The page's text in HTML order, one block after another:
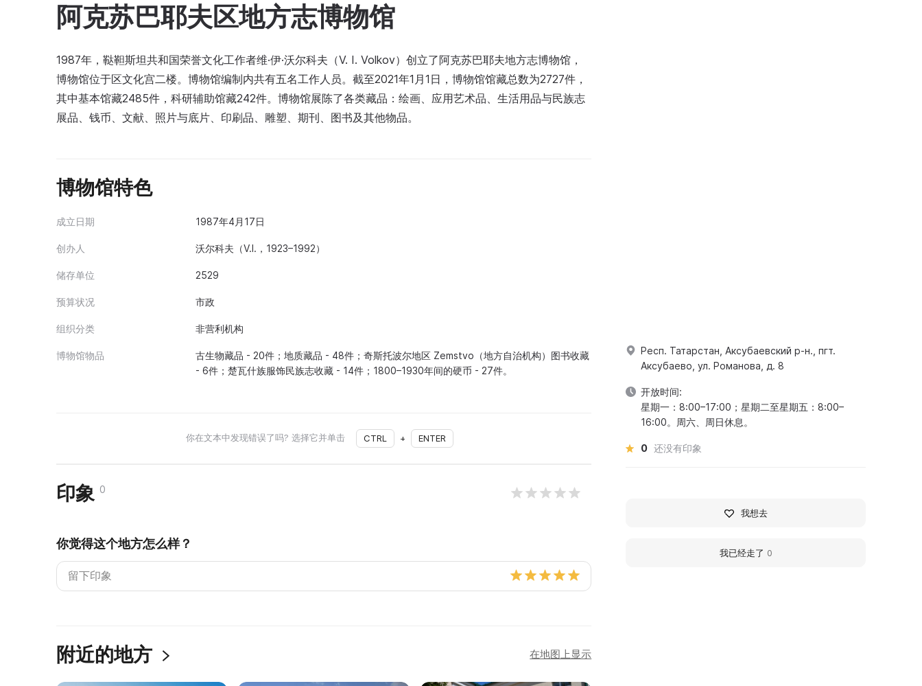
阿克苏巴耶夫区地方志博物馆
1987年，鞑靼斯坦共和国荣誉文化工作者维·伊·沃尔科夫（V. I. Volkov）创立了阿克苏巴耶夫地方志博物馆，
博物馆位于区文化宫二楼。博物馆编制内共有五名工作人员。截至2021年1月1日，博物馆馆藏总数为2727件，
其中基本馆藏2485件，科研辅助馆藏242件。博物馆展陈了各类藏品：绘画、应用艺术品、生活用品与民族志
展品、钱币、文献、照片与底片、印刷品、雕塑、期刊、图书及其他物品。
博物馆特色
成立日期 1987年4月17日
创办人 沃尔科夫（V.I.，1923–1992）
储存单位 2529
预算状况 市政
组织分类 非营利机构
博物馆物品
古生物藏品 - 20件；地质藏品 - 48件；奇斯托波尔地区 Zemstvo（地方自治机构）图书收藏
- 6件；楚瓦什族服饰民族志收藏 - 14件；1800–1930年间的硬币 - 27件。
你在文本中发现错误了吗? 选择它并单击 CTRL + ENTER
印象 0
你觉得这个地方怎么样？
附近的地方 在地图上显示
Респ. Татарстан, Аксубаевский р-н., пгт.
Аксубаево, ул. Романова, д. 8
开放时间:
星期一：8:00–17:00；星期二至星期五：8:00–
16:00。周六、周日休息。
0 还没有印象
我想去
我已经走了 0